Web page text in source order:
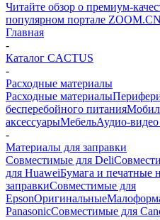
Читайте обзор о премиум-
популярном портале
Главная
-
Каталог CACTUS
-
Расходные материалы
Расходные материалы
бесперебойного питания
аксессуарыМебельАудио-видео
-
Материалы для заправки
Совместимые для Deli
для HuaweiБумага и печатные
заправкиСовместимые для
EpsonОригинальные
PanasonicСовместимые для